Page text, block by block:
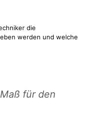
die
werden und welche
für den